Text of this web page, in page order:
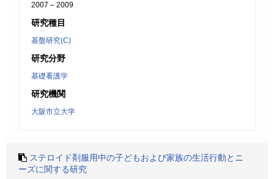
2007 – 2009
研究種目
基盤研究(C)
研究分野
基礎看護学
研究機関
大阪市立大学
ステロイド剤服用中の子どもおよび家族の生活行動とニ
ーズに関する研究